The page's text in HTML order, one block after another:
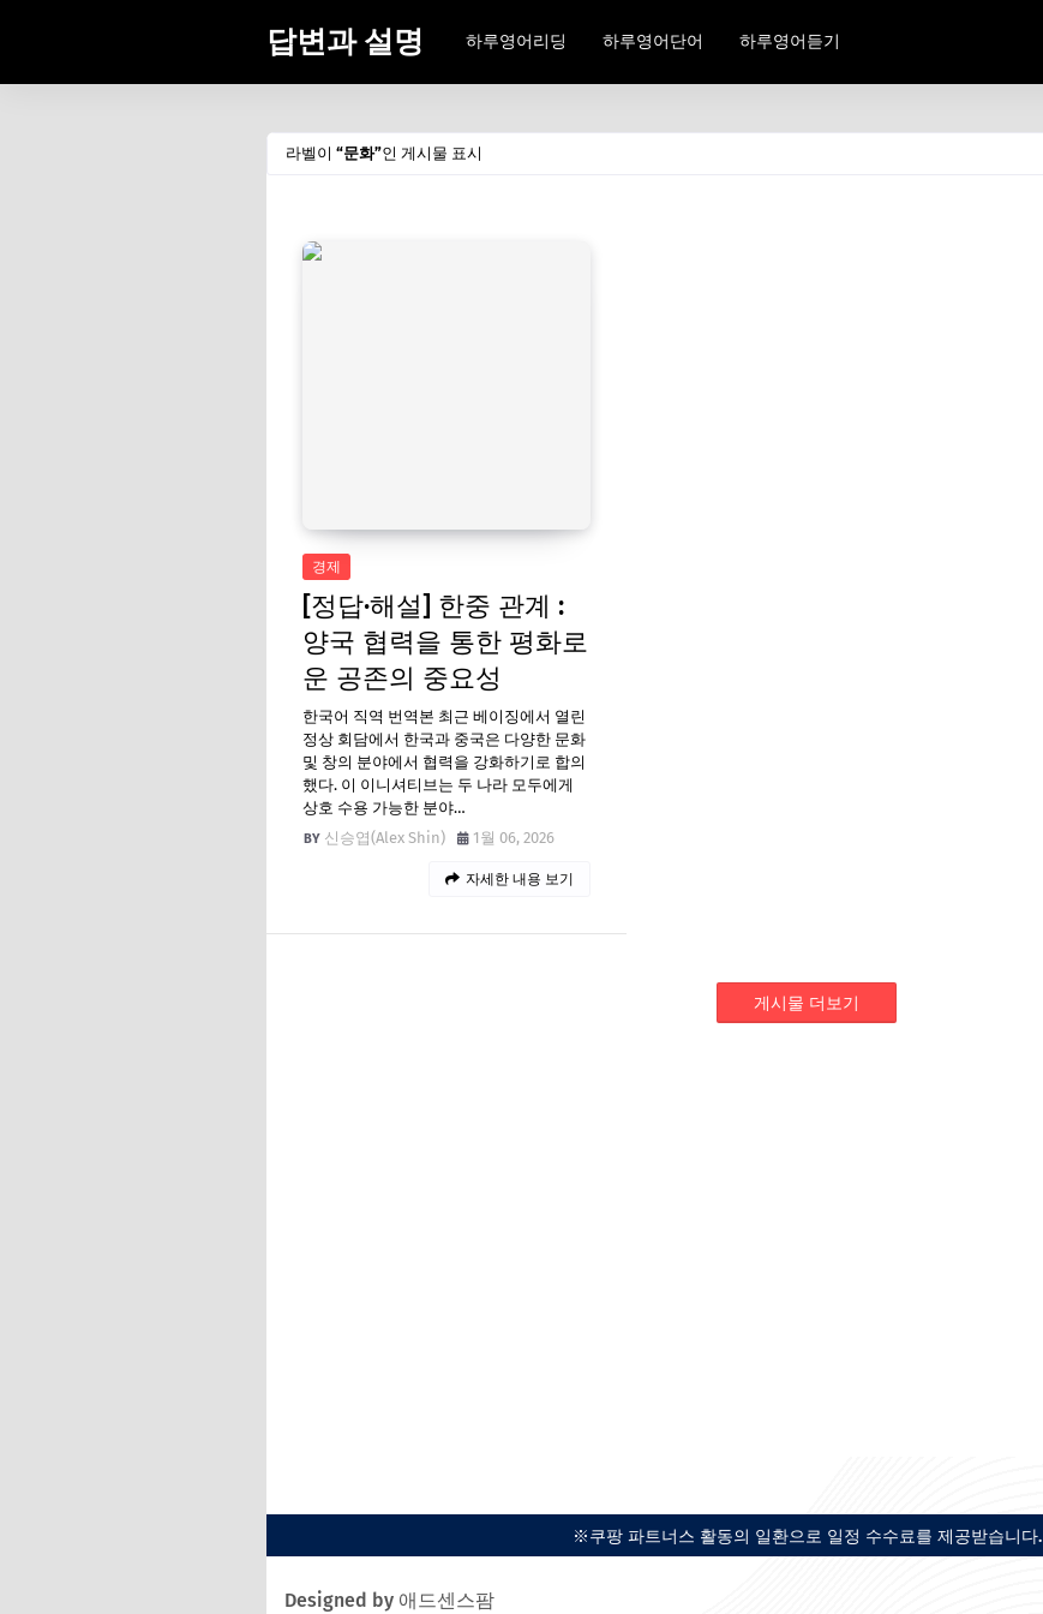
답변과 설명 하루영어리딩 하루영어단어 하루영어듣기
라벨이 문화 인 게시물 표시
경제
[정답·해설] 한중 관계 :
양국 협력을 통한 평화로
운 공존의 중요성
한국어 직역 번역본 최근 베이징에서 열린
정상 회담에서 한국과 중국은 다양한 문화
및 창의 분야에서 협력을 강화하기로 합의
했다. 이 이니셔티브는 두 나라 모두에게
상호 수용 가능한 분야…
신승엽(Alex Shin)
1월 06, 2026
자세한 내용 보기
게시물 더보기
※쿠팡 파트너스 활동의 일환으로 일정 수수료를 제공받습니다.
Designed by 애드센스팜